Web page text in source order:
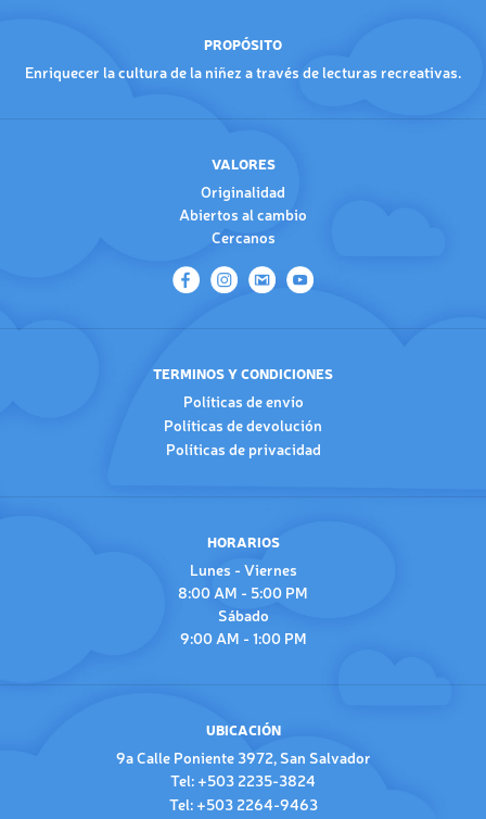
PROPÓSITO
Enriquecer la cultura de la niñez a través de lecturas recreativas.
VALORES
Originalidad
Abiertos al cambio
Cercanos
TERMINOS Y CONDICIONES
Políticas de envío
Políticas de devolución
Políticas de privacidad
HORARIOS
Lunes - Viernes
8:00 AM - 5:00 PM
Sábado
9:00 AM - 1:00 PM
UBICACIÓN
9a Calle Poniente 3972, San Salvador
Tel: +503 2235-3824
Tel: +503 2264-9463